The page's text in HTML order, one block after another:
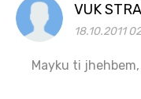
VUK
18.10.2011
Mayku ti